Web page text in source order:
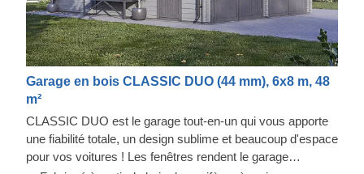
Garage en bois CLASSIC DUO (44 mm), 6x8 m, 48
m²
CLASSIC DUO est le garage tout-en-un qui vous apporte
une fiabilité totale, un design sublime et beaucoup d'espace
pour vos voitures ! Les fenêtres rendent le garage